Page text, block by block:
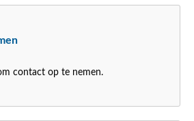
contact op te nemen.